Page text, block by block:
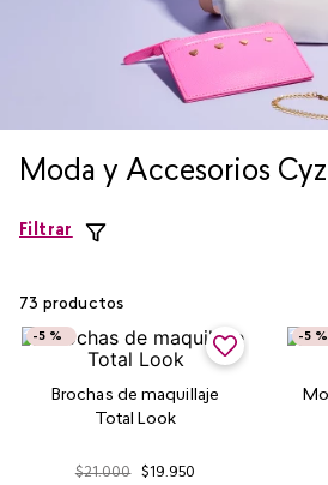
Moda y Accesorios
Filtrar
73 productos
Brochas de maquillaje
Total Look
-5 %
$21.000 $ 19.950
-5 %